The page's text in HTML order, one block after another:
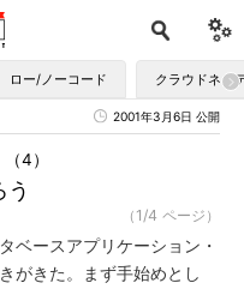
ロー/ノーコード クラウドネイ
2001年3月6日 公開
4）
（1/4 ページ）
ベースアプリケーション・
がきた。まず手始めとし